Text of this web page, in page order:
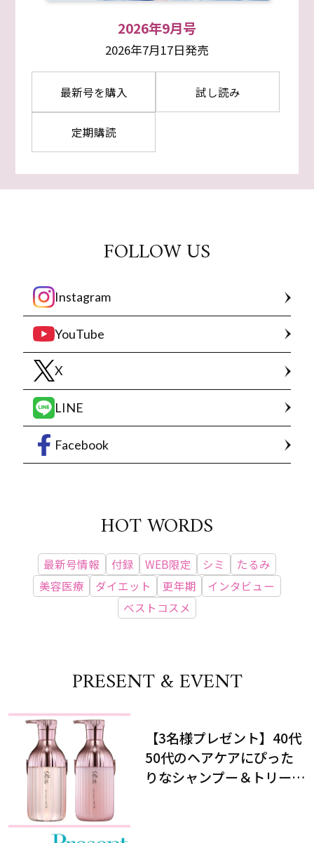
2026年9月号
2026年7月17日発売
最新号を購入 試し読み
定期購読
FOLLOW US
Instagram
YouTube
X
LINE
Facebook
HOT WORDS
最新号情報 付録 WEB限定 シミ
たるみ
美容医療
ダイエット 更年期
インタビュー
ベストコスメ
PRESENT & EVENT
【3名様プレゼント】40代
50代のヘアケアにぴった
りなシャンプー＆トリート